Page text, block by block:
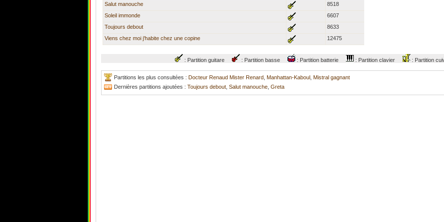
Salut manouche
8518
Soleil immonde
6607
Toujours debout
8633
Viens chez moi j'habite chez une copine
12475
: Partition guitare : Partition basse : Partition batterie : Partition clavier : Partition
Partitions les plus consultées : Docteur Renaud Mister Renard Manhattan-Kaboul Mistral gagnant
Dernières partitions ajoutées : Toujours debout Salut manouche Greta